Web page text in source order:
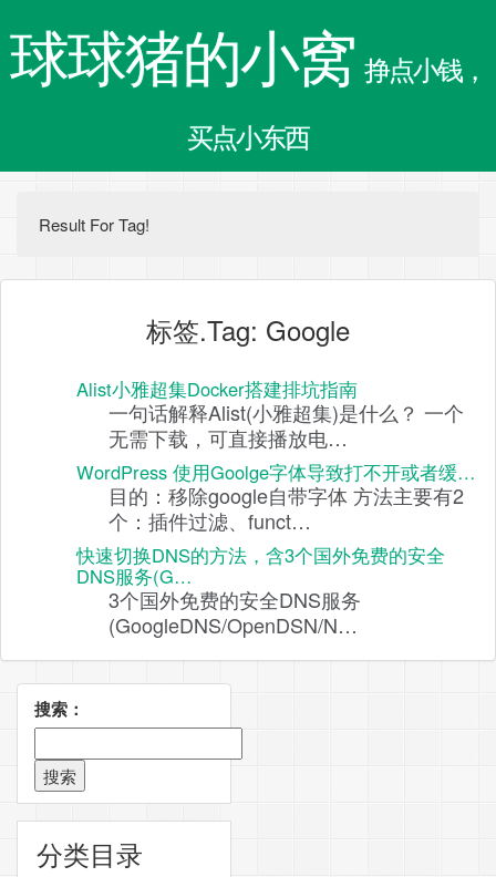
球球猪的小窝 挣点小钱，
买点小东西
Result For Tag!
标签.Tag: Google
Alist小雅超集Docker搭建排坑指南
一句话解释Alist(小雅超集)是什么？ 一个
无需下载，可直接播放电…
WordPress 使用Goolge字体导致打不开或者缓…
目的：移除google自带字体 方法主要有2
个：插件过滤、funct…
快速切换DNS的方法，含3个国外免费的安全
DNS服务(G…
3个国外免费的安全DNS服务
(GoogleDNS/OpenDSN/N…
搜索：
分类目录